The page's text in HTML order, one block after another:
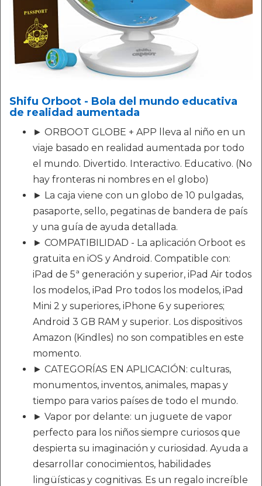
Shifu Orboot - Bola del mundo educativa
de realidad aumentada
► ORBOOT GLOBE + APP lleva al niño en un
viaje basado en realidad aumentada por todo
el mundo. Divertido. Interactivo. Educativo. (No
hay fronteras ni nombres en el globo)
► La caja viene con un globo de 10 pulgadas,
pasaporte, sello, pegatinas de bandera de país
y una guía de ayuda detallada.
► COMPATIBILIDAD - La aplicación Orboot es
gratuita en iOS y Android. Compatible con:
iPad de 5ª generación y superior, iPad Air todos
los modelos, iPad Pro todos los modelos, iPad
Mini 2 y superiores, iPhone 6 y superiores;
Android 3 GB RAM y superior. Los dispositivos
Amazon (Kindles) no son compatibles en este
momento.
► CATEGORÍAS EN APLICACIÓN: culturas,
monumentos, inventos, animales, mapas y
tiempo para varios países de todo el mundo.
► Vapor por delante: un juguete de vapor
perfecto para los niños siempre curiosos que
despierta su imaginación y curiosidad. Ayuda a
desarrollar conocimientos, habilidades
lingüísticas y cognitivas. Es un regalo increíble